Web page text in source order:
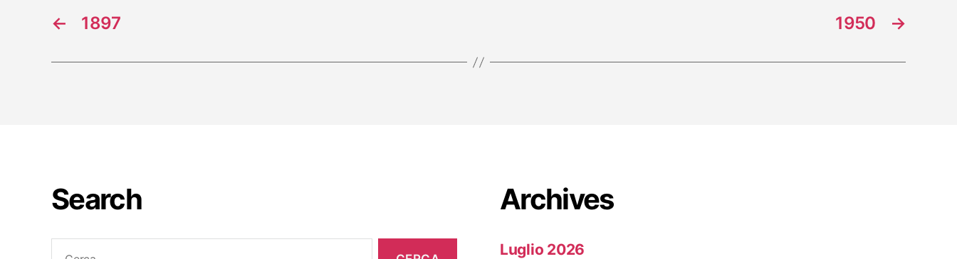
← 1897 →
1950
Search Archives
Luglio 2026